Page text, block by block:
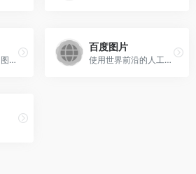
必应图库，丰富的图片内容，可以方便查找
百度图片
使用世界前沿的人工智能技术,为用户甄选海量的高清美图